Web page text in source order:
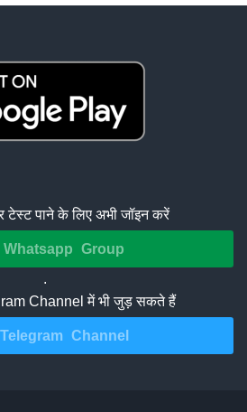
टेस्ट पाने के लिए अभी जॉइन करें
Group
.
Channel में भी जुड़ सकते हैं
Channel